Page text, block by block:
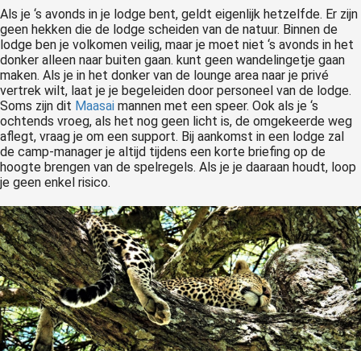
Als je ‘s avonds in je lodge bent, geldt eigenlijk hetzelfde. Er zijn
geen hekken die de lodge scheiden van de natuur. Binnen de
lodge ben je volkomen veilig, maar je moet niet ‘s avonds in het
donker alleen naar buiten gaan. kunt geen wandelingetje gaan
maken. Als je in het donker van de lounge area naar je privé
vertrek wilt, laat je je begeleiden door personeel van de lodge.
Soms zijn dit Maasai mannen met een speer. Ook als je ‘s
ochtends vroeg, als het nog geen licht is, de omgekeerde weg
aflegt, vraag je om een support. Bij aankomst in een lodge zal
de camp-manager je altijd tijdens een korte briefing op de
hoogte brengen van de spelregels. Als je je daaraan houdt, loop
je geen enkel risico.